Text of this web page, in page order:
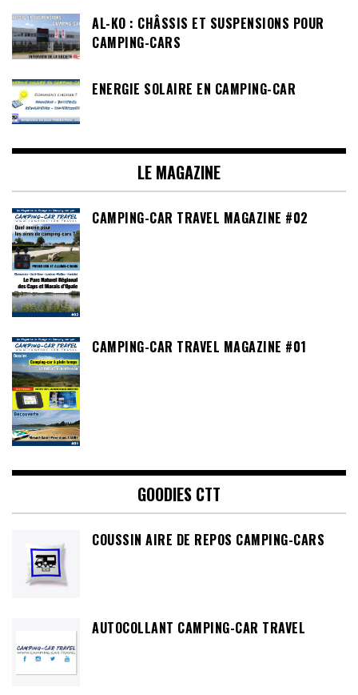
AL-KO : CHÂSSIS ET SUSPENSIONS POUR
CAMPING-CARS
ENERGIE SOLAIRE EN CAMPING-CAR
LE MAGAZINE
CAMPING-CAR TRAVEL MAGAZINE #02
CAMPING-CAR TRAVEL MAGAZINE #01
GOODIES CTT
COUSSIN AIRE DE REPOS CAMPING-CARS
AUTOCOLLANT CAMPING-CAR TRAVEL